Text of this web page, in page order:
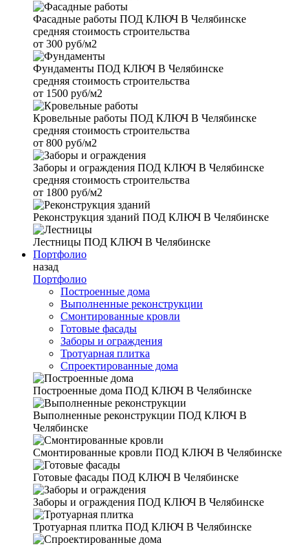
Фасадные работы ПОД КЛЮЧ В Челябинске
средняя стоимость строительства
от 300 руб/м2
Фундаменты ПОД КЛЮЧ В Челябинске
средняя стоимость строительства
от 1500 руб/м2
Кровельные работы ПОД КЛЮЧ В Челябинске
средняя стоимость строительства
от 800 руб/м2
Заборы и ограждения ПОД КЛЮЧ В Челябинске
средняя стоимость строительства
от 1800 руб/м2
Реконструкция зданий ПОД КЛЮЧ В Челябинске
Лестницы ПОД КЛЮЧ В Челябинске
Портфолио
назад
Портфолио
Построенные дома
Выполненные реконструкции
Смонтированные кровли
Готовые фасады
Заборы и ограждения
Тротуарная плитка
Спроектированные дома
Построенные дома ПОД КЛЮЧ В Челябинске
Выполненные реконструкции ПОД КЛЮЧ В
Челябинске
Смонтированные кровли ПОД КЛЮЧ В Челябинске
Готовые фасады ПОД КЛЮЧ В Челябинске
Заборы и ограждения ПОД КЛЮЧ В Челябинске
Тротуарная плитка ПОД КЛЮЧ В Челябинске